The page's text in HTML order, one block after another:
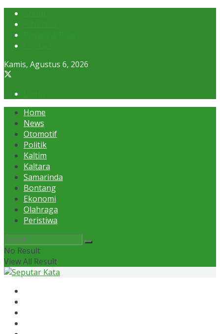
Kamis, Agustus 6, 2026
Home
News
Otomotif
Politik
Kaltim
Kaltara
Samarinda
Bontang
Ekonomi
Olahraga
Peristiwa
No Result
View All Result